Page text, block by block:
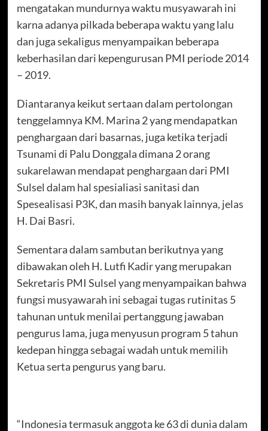
mengatakan mundurnya waktu musyawarah ini
karna adanya pilkada beberapa waktu yang lalu
dan juga sekaligus menyampaikan beberapa
keberhasilan dari kepengurusan PMI periode 2014
– 2019.
Diantaranya keikut sertaan dalam pertolongan
tenggelamnya KM. Marina 2 yang mendapatkan
penghargaan dari basarnas, juga ketika terjadi
Tsunami di Palu Donggala dimana 2 orang
sukarelawan mendapat penghargaan dari PMI
Sulsel dalam hal spesialiasi sanitasi dan
Spesealisasi P3K, dan masih banyak lainnya, jelas
H. Dai Basri.
Sementara dalam sambutan berikutnya yang
dibawakan oleh H. Lutfi Kadir yang merupakan
Sekretaris PMI Sulsel yang menyampaikan bahwa
fungsi musyawarah ini sebagai tugas rutinitas 5
tahunan untuk menilai pertanggung jawaban
pengurus lama, juga menyusun program 5 tahun
kedepan hingga sebagai wadah untuk memilih
Ketua serta pengurus yang baru.
“Indonesia termasuk anggota ke 63 di dunia dalam